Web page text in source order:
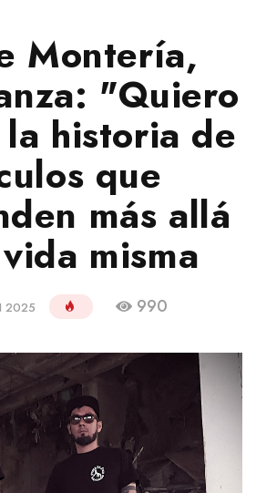
Montería,
"Quiero
historia de
que
más allá
misma
2025 990